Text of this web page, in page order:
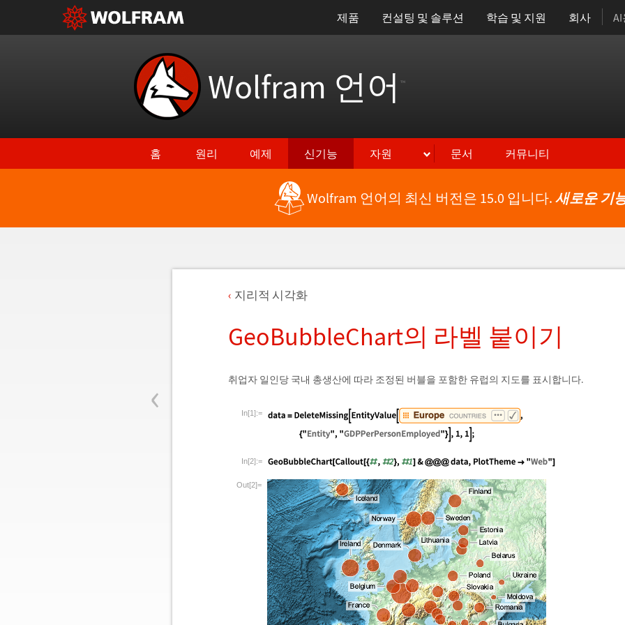
제품 컨설팅 및 솔루션 학습 및 지원 회사
Wolfram 언어 ™
홈 원리 예제 신기능 자원 문서 커뮤니티
Wolfram 언어의 최신 버전은 15.0 입니다. 새로운 기
‹
지리적 시각화
GeoBubbleChart의 라벨 붙이기
취업자 일인당 국내 총생산에 따라 조정된 버블을 포함한 유럽의 지도를 표시합니다.
In[1]:=
In[2]:=
Out[2]=